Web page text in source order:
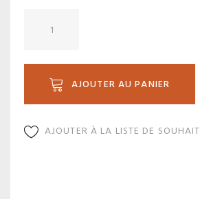
AJOUTER AU PANIER
AJOUTER À LA LISTE DE SOUHAIT